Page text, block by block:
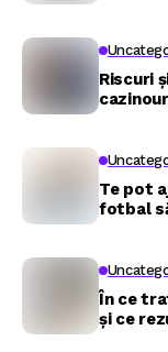
Riscuri
Te pot
fotbal
În ce
și ce